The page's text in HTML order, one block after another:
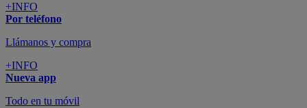
+INFO
Por teléfono
Llámanos y compra
+INFO
Nueva app
Todo en tu móvil